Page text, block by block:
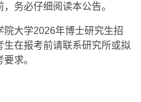
务必仔细阅读本公告。
大学2026年博士研究生招
在报考前请联系研究所或拟
求。